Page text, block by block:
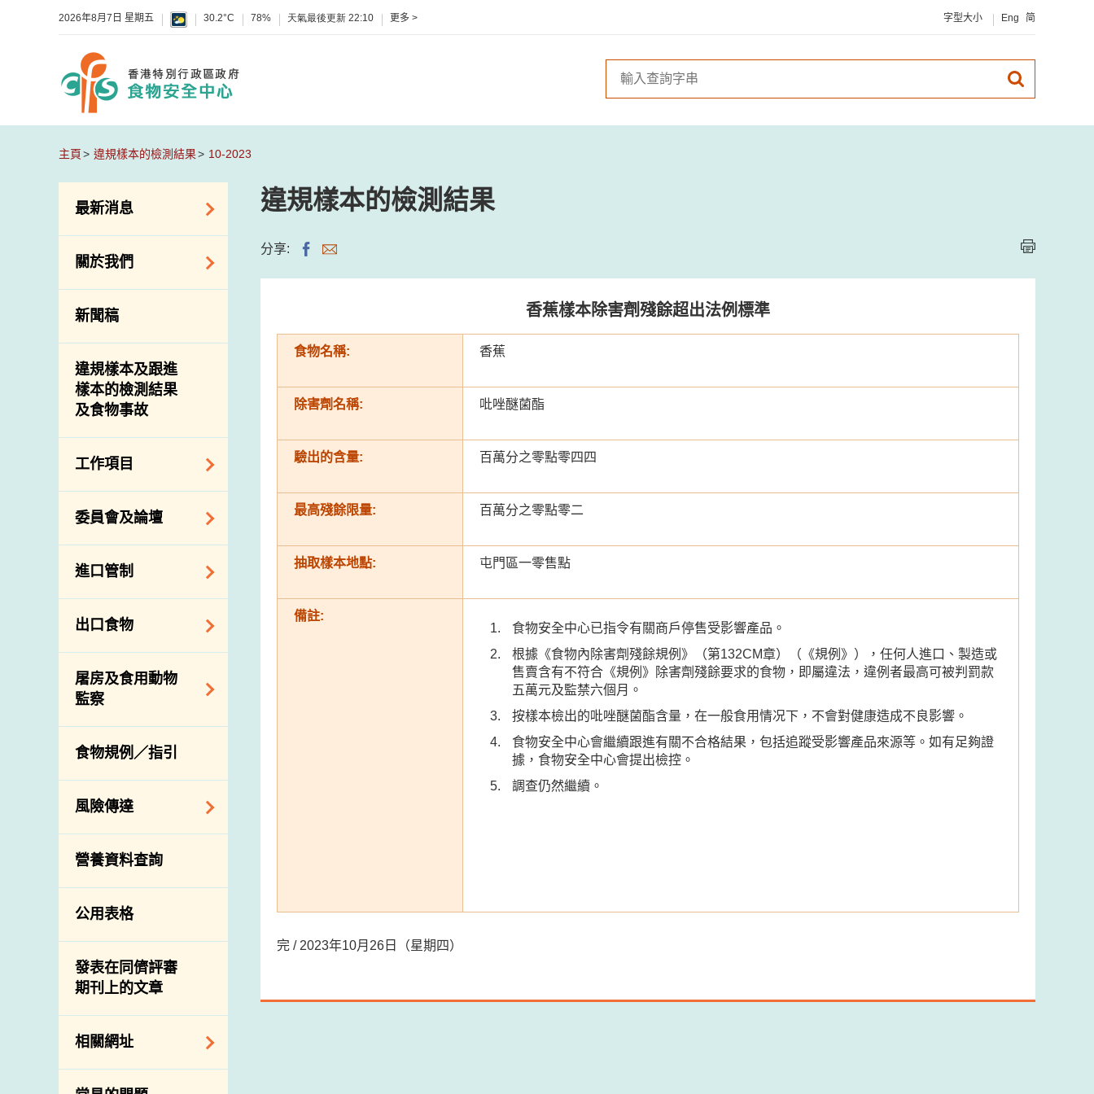
2026年8月7日 星期五 30.2°C 78% 天氣最後更新 22:10 更多 > 字型大小 Eng 简
主頁 違規樣本的檢測結果 10-2023
最新消息
食物警報 / 致敏物
警報
活動
關於我們
組織結構
介紹短片
新聞稿
違規樣本及跟進
樣本的檢測結果
及食物事故
工作項目
降低膳食中的鈉和
糖
食物安全重點控制
系統
基因改造食物
資料
食物安全之風險評
估
食物事故應變及管
理
食物消費量調查
總膳食研究
有機食物
高風險食物
抗菌素耐藥性
委員會及論壇
食物安全專家委員
會
消費者聯繫小組
進口管制
食物進口商和食物
分銷商登記制度
絡內地有關當局
進口食物管制
口檢驗
出口食物
出口驗證
出口食物往內地
出口商及業界的消
息
屠房及食用動物
監察
規管農業化學物及
獸醫藥物在食用動
物上的使用
屠房及疾病監測
宰前檢驗
宰後檢驗
結果
屠房及肉類檢驗
食物規例／指引
風險傳達
主題項目
項目及活動
資訊平台
下載
公開比賽
營養資料查詢
公用表格
發表在同儕評審
期刊上的文章
相關網址
相關政府部門／機
違規樣本的檢測結果
分享:
香蕉樣本除害劑殘餘超出法例標準
食物名稱: 香蕉
除害劑名稱: 吡唑醚菌酯
驗出的含量: 百萬分之零點零四四
最高殘餘限量: 百萬分之零點零二
抽取樣本地點: 屯門區一零售點
備註:
食物安全中心已指令有關商戶停售受影響產品。
根據《食物內除害劑殘餘規例》（第132CM章）（《規例》），任何人進口、製造或
售賣含有不符合《規例》除害劑殘餘要求的食物，即屬違法，違例者最高可被判罰款
五萬元及監禁六個月。
按樣本檢出的吡唑醚菌酯含量，在一般食用情况下，不會對健康造成不良影響。
食物安全中心會繼續跟進有關不合格結果，包括追蹤受影響產品來源等。如有足夠證
據，食物安全中心會提出檢控。
調查仍然繼續。
完 / 2023年10月26日（星期四）